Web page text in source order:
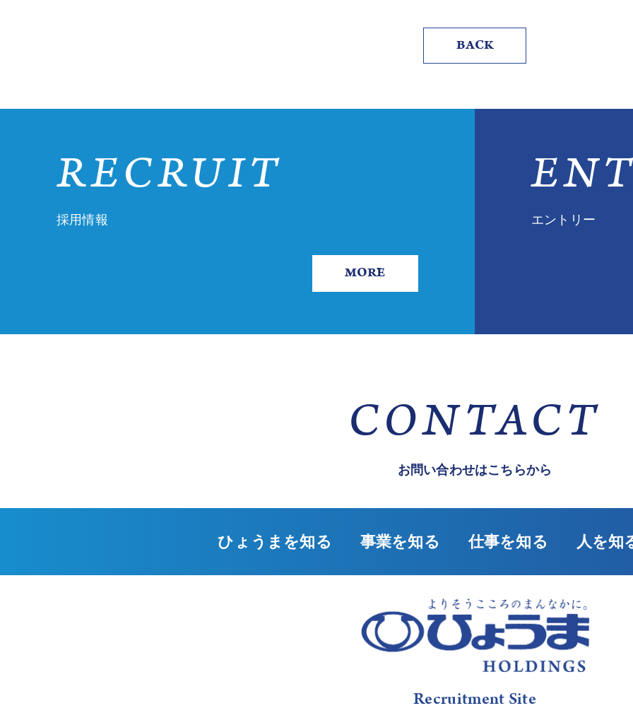
BACK
RECRUIT
採用情報
MORE
エントリー
CONTACT
お問い合わせはこちらから
ひょうまを知る 事業を知る 仕事を知る 人を知
Recruitment Site